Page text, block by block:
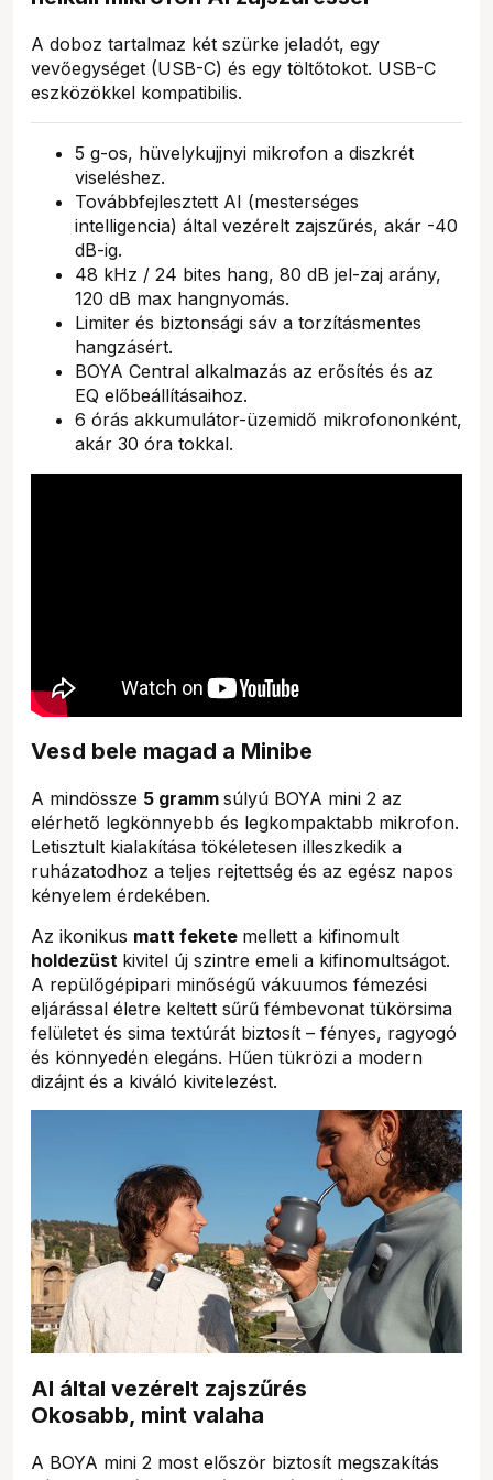
A doboz tartalmaz két szürke jeladót, egy
vevőegységet (USB-C) és egy töltőtokot. USB-C
eszközökkel kompatibilis.
5 g-os, hüvelykujjnyi mikrofon a diszkrét
viseléshez.
Továbbfejlesztett AI (mesterséges
intelligencia) által vezérelt zajszűrés, akár -40
dB-ig.
48 kHz / 24 bites hang, 80 dB jel-zaj arány,
120 dB max hangnyomás.
Limiter és biztonsági sáv a torzításmentes
hangzásért.
BOYA Central alkalmazás az erősítés és az
EQ előbeállításaihoz.
6 órás akkumulátor-üzemidő mikrofononként,
akár 30 óra tokkal.
Vesd bele magad a Minibe
A mindössze 5 gramm súlyú BOYA mini 2 az
elérhető legkönnyebb és legkompaktabb mikrofon.
Letisztult kialakítása tökéletesen illeszkedik a
ruházatodhoz a teljes rejtettség és az egész napos
kényelem érdekében.
Az ikonikus matt fekete mellett a kifinomult
holdezüst kivitel új szintre emeli a kifinomultságot.
A repülőgépipari minőségű vákuumos fémezési
eljárással életre keltett sűrű fémbevonat tükörsima
felületet és sima textúrát biztosít – fényes, ragyogó
és könnyedén elegáns. Hűen tükrözi a modern
dizájnt és a kiváló kivitelezést.
AI által vezérelt zajszűrés
Okosabb, mint valaha
A BOYA mini 2 most először biztosít megszakítás